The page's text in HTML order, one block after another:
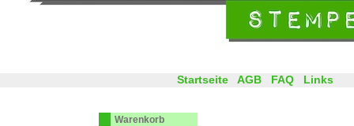
Startseite AGB FAQ Links
Warenkorb